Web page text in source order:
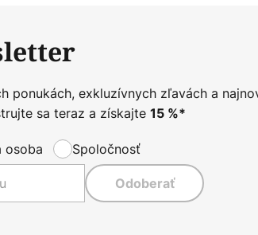
ponukách, exkluzívnych zľavách a
sa teraz a získajte 15%*
osoba Spoločnosť
Odoberať